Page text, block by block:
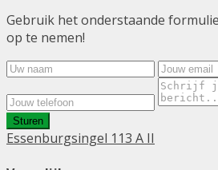
Gebruik het onderstaande
op te nemen!
Sturen
Essenburgsingel 113 A II